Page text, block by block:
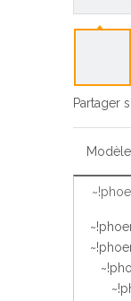
Partager